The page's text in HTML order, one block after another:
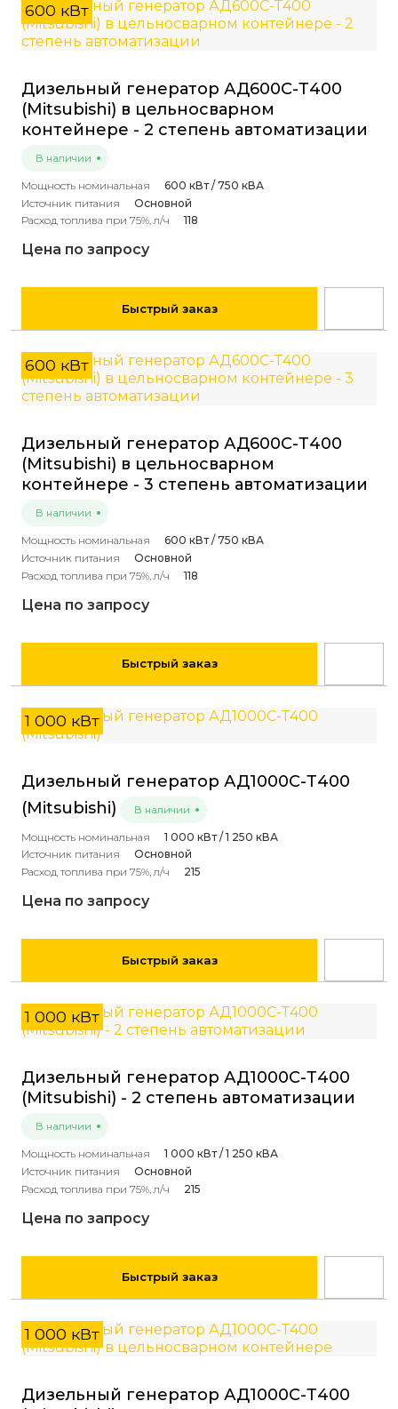
600 кВт
Дизельный генератор АД600С-Т400
(Mitsubishi) в цельносварном
контейнере - 2 степень автоматизации
В наличии
Мощность номинальная
600 кВт / 750 кВА
Источник питания
Основной
Расход топлива при 75%, л/ч
118
Цена по запросу
Быстрый заказ
600 кВт
Дизельный генератор АД600С-Т400
(Mitsubishi) в цельносварном
контейнере - 3 степень автоматизации
В наличии
Мощность номинальная
600 кВт / 750 кВА
Источник питания
Основной
Расход топлива при 75%, л/ч
118
Цена по запросу
Быстрый заказ
1 000 кВт
Дизельный генератор АД1000С-Т400
(Mitsubishi)
В наличии
Мощность номинальная
1 000 кВт / 1 250 кВА
Источник питания
Основной
Расход топлива при 75%, л/ч
215
Цена по запросу
Быстрый заказ
1 000 кВт
Дизельный генератор АД1000С-Т400
(Mitsubishi) - 2 степень автоматизации
В наличии
Мощность номинальная
1 000 кВт / 1 250 кВА
Источник питания
Основной
Расход топлива при 75%, л/ч
215
Цена по запросу
Быстрый заказ
1 000 кВт
Дизельный генератор АД1000С-Т400